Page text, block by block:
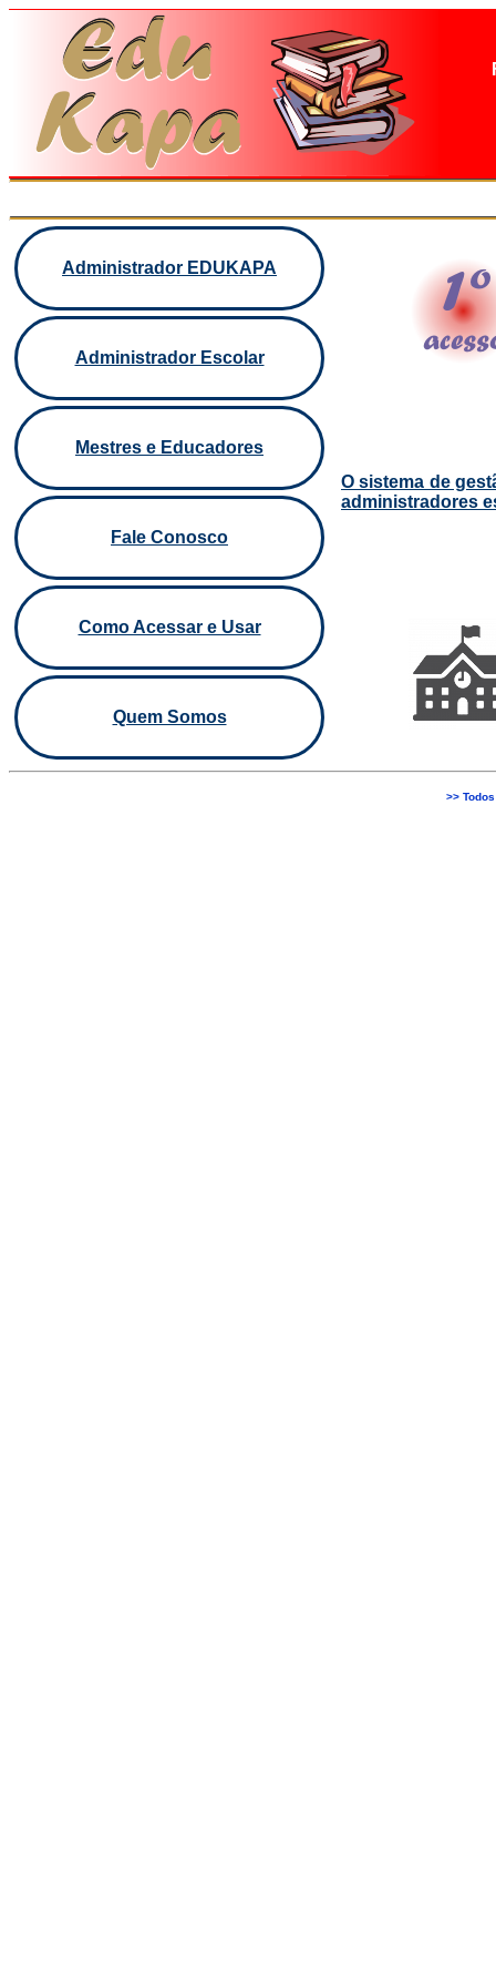
Administrador EDUKAPA
Administrador Escolar
Mestres e Educadores
Fale Conosco
Como Acessar e Usar
Quem Somos
O sistema de
administradores
>>